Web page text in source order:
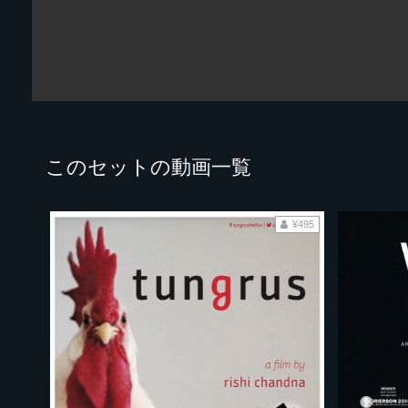
このセットの動画一覧
¥495